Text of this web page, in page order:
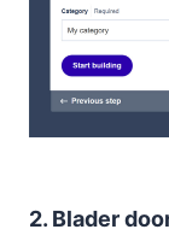
2. Blader